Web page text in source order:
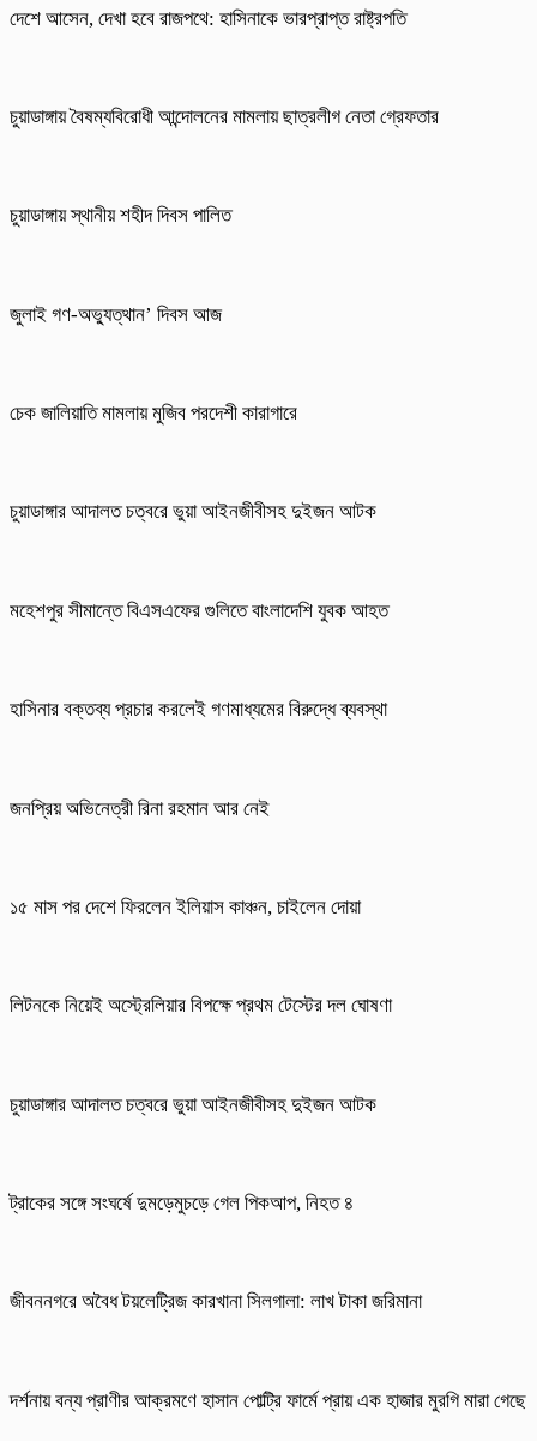
দেশে আসেন, দেখা হবে রাজপথে: হাসিনাকে ভারপ্রাপ্ত রাষ্ট্রপতি
চুয়াডাঙ্গায় বৈষম্যবিরোধী আন্দোলনের মামলায় ছাত্রলীগ নেতা গ্রেফতার
চুয়াডাঙ্গায় স্থানীয় শহীদ দিবস পা‌লিত
জুলাই গণ-অভ্যুত্থান’ দিবস আজ
চেক জালিয়াতি মামলায় মুজিব পরদেশী কারাগারে
চুয়াডাঙ্গার আদালত চত্বরে ভুয়া আইনজীবীসহ দুইজন আটক
মহেশপুর সীমান্তে বিএসএফের গুলিতে বাংলাদেশি যুবক আহত
হাসিনার বক্তব্য প্রচার করলেই গণমাধ্যমের বিরুদ্ধে ব্যবস্থা
জনপ্রিয় অভিনেত্রী রিনা রহমান আর নেই
১৫ মাস পর দেশে ফিরলেন ইলিয়াস কাঞ্চন, চাইলেন দোয়া
লিটনকে নিয়েই অস্ট্রেলিয়ার বিপক্ষে প্রথম টেস্টের দল ঘোষণা
চুয়াডাঙ্গার আদালত চত্বরে ভুয়া আইনজীবীসহ দুইজন আটক
ট্রাকের সঙ্গে সংঘর্ষে দুমড়েমুচড়ে গেল পিকআপ, নিহত ৪
জীবননগরে অবৈধ টয়লেট্রিজ কারখানা সিলগালা: লাখ টাকা জরিমানা
দর্শনায় বন্য প্রাণীর আক্রমণে হাসান পোল্ট্রি ফার্মে প্রায় এক হাজার মুরগি মারা গেছে